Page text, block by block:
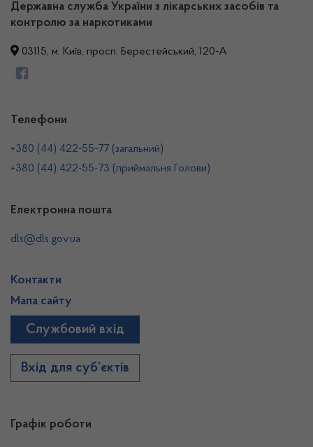
Державна служба України з лікарських засобів та
контролю за наркотиками
03115, м. Київ, просп. Берестейський, 120-А
Графік роботи
Телефони
+380 (44) 422-55-77 (загальний)
+380 (44) 422-55-73 (приймальня Голови)
Електронна пошта
dls@dls.gov.ua
Контакти
Мапа сайту
Службовий вхід
Вхід для суб’єктів